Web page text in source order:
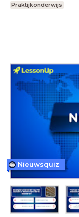
Praktijkonderwijs
Nieuwsquiz